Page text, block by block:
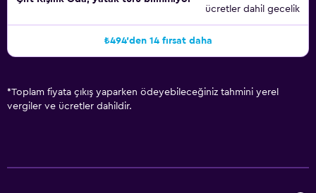
ücretler dahil gecelik
₺494'den 14 fırsat daha
*Toplam fiyata çıkış yaparken ödeyebileceğiniz tahmini yerel
vergiler ve ücretler dahildir.